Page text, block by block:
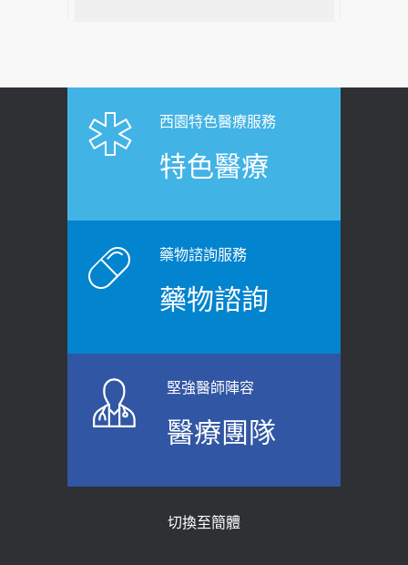
西園特色醫療服務
特色醫療
藥物諮詢服務
藥物諮詢
堅強醫師陣容
醫療團隊
切換至簡體